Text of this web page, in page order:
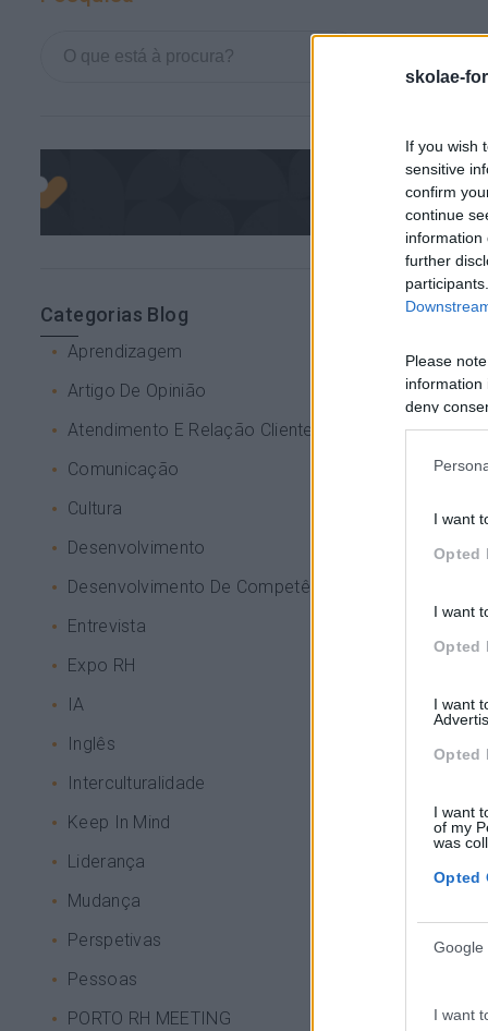
skolae-
If you wish
sensitive
confirm
continue
information
further
Please
information
deny
in below
I want
Opted
I want
Opted
I want
Opted
I want
of my
was
Opted
Google
I want
Categorias Blog
Aprendizagem
Artigo De Opinião
Atendimento E Relação Cliente
Comunicação
Cultura
Desenvolvimento
Desenvolvimento De Competências
Entrevista
Expo RH
IA
Inglês
Interculturalidade
Keep In Mind
Liderança
Mudança
Perspetivas
Pessoas
PORTO RH MEETING